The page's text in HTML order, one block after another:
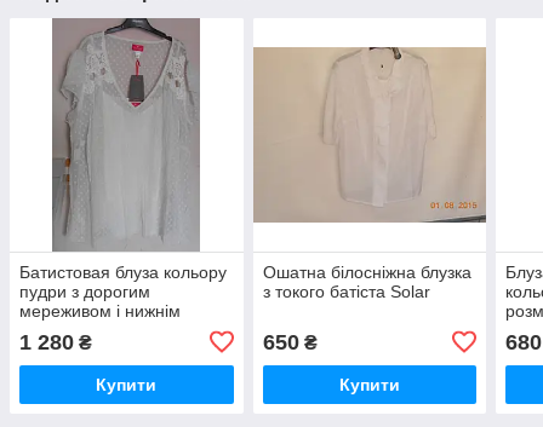
Батистовая блуза кольору
пудри з дорогим
мереживом і нижнім
1 280 ₴
Купити
Ошатна білосніжна блузка
з токого батіста Solar
650₴
Купити
680